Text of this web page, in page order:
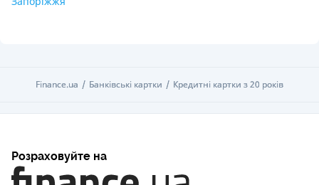
Finance.ua Банківські картки Кредитні картки з 20 років
Finance.ua Банківські картки Кредитні картки з 20 років
Розраховуйте на